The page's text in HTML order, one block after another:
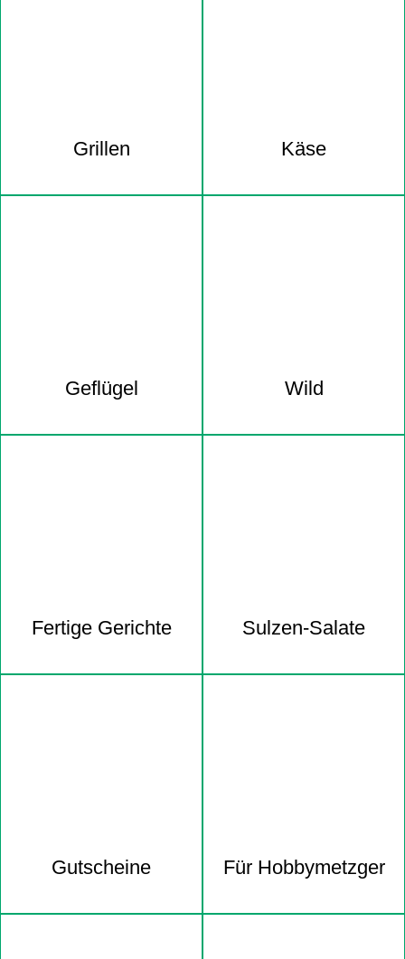
Grillen Käse
Geflügel Wild
Fertige Gerichte Sulzen-Salate
Gutscheine Für Hobbymetzger